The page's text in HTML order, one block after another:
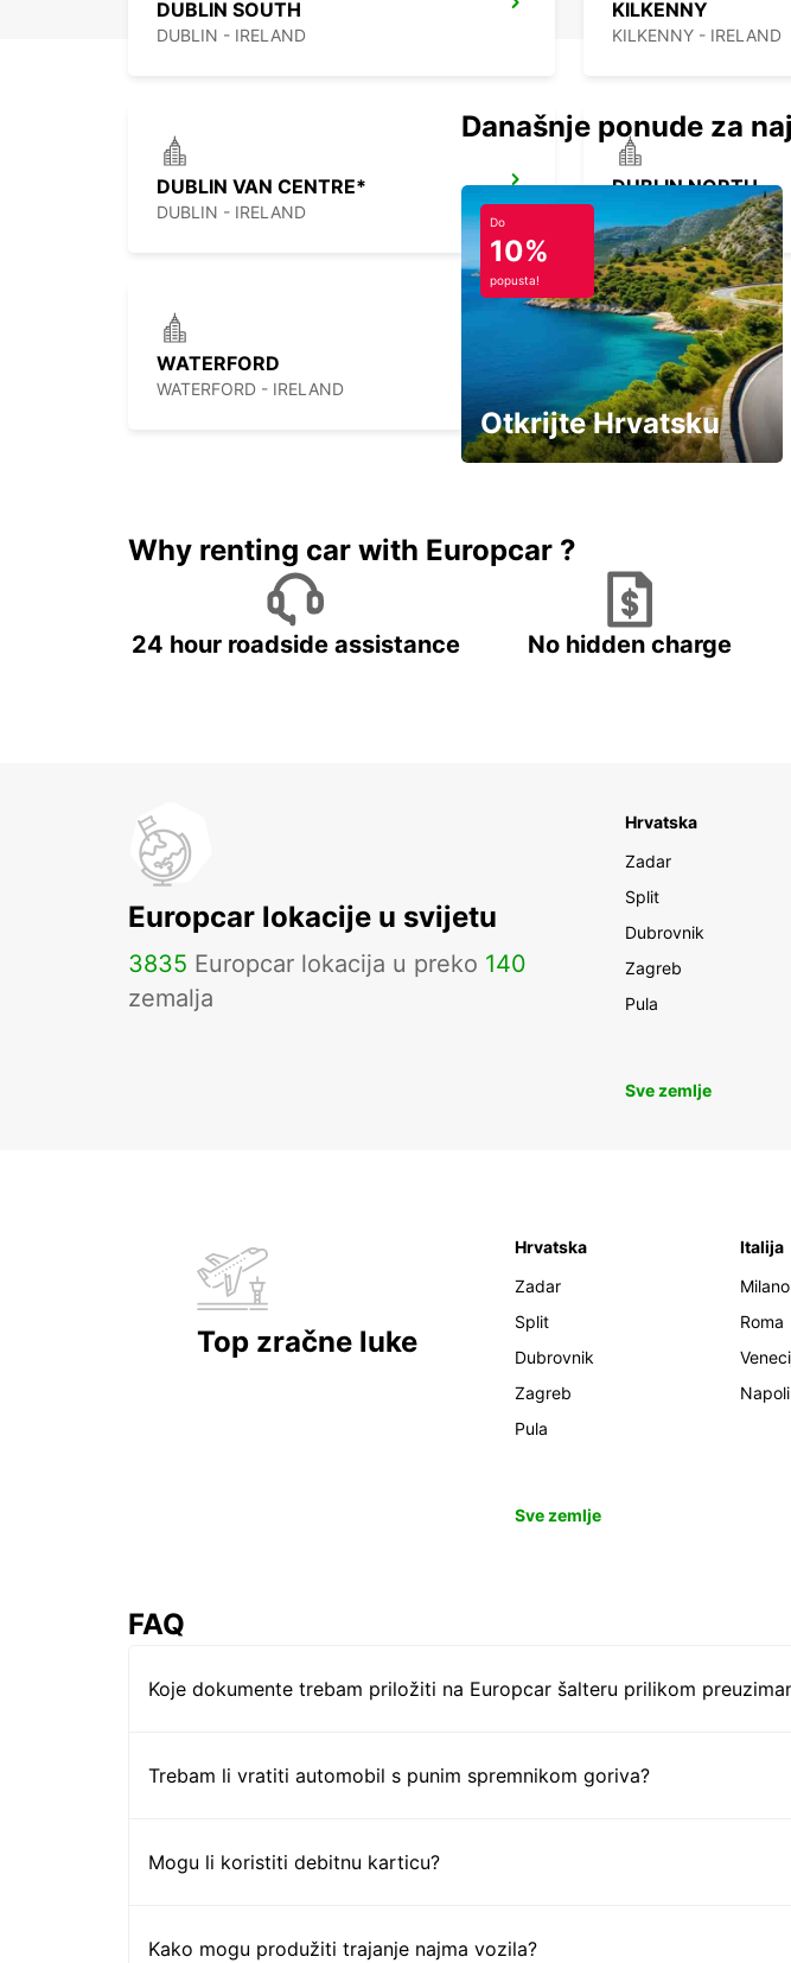
DUBLIN SOUTH
DUBLIN - IRELAND
KILKENNY
KILKENNY - IRELAND
DUBLIN VAN CENTRE*
DUBLIN - IRELAND
DUBLIN NORTH
DUBLIN - IRELAND
WATERFORD
WATERFORD - IRELAND
Današnje ponude za
Do
10%
popusta!
Otkrijte Hrvatsku
Why renting car with Europcar ?
24 hour roadside assistance No hidden charge
Europcar lokacije u svijetu
3835 Europcar lokacija u preko 140
zemalja
Hrvatska
Zadar
Split
Dubrovnik
Zagreb
Pula
Sve zemlje
Top zračne luke
Hrvatska
Zadar
Split
Dubrovnik
Zagreb
Pula
Italija
Milano
Roma
Napoli
Sve zemlje
FAQ
Koje dokumente trebam priložiti na Europcar šalteru prilikom
Trebam li vratiti automobil s punim spremnikom goriva?
Mogu li koristiti debitnu karticu?
Kako mogu produžiti trajanje najma vozila?